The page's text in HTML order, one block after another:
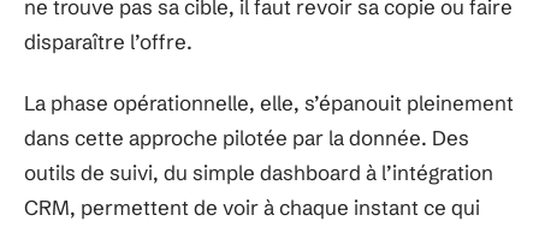
ne trouve pas sa cible, il faut revoir sa copie ou faire
disparaître l’offre.
La phase opérationnelle, elle, s’épanouit pleinement
dans cette approche pilotée par la donnée. Des
outils de suivi, du simple dashboard à l’intégration
CRM, permettent de voir à chaque instant ce qui